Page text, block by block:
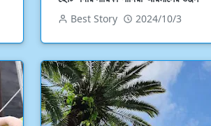
Best Story 2024/10/3